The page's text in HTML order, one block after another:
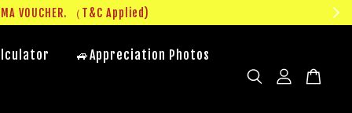
VOUCHER. （T&C Applied)
🚙Appreciation Photos